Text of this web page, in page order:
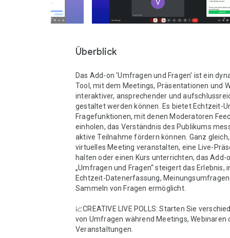
Überblick
Das Add-on 'Umfragen und Fragen' ist ein
Tool, mit dem Meetings, Präsentationen und
interaktiver, ansprechender und
gestaltet werden können. Es bietet Echtzeit-
Fragefunktionen, mit denen Moderatoren
einholen, das Verständnis des Publikums
aktive Teilnahme fördern können. Ganz
virtuelles Meeting veranstalten, eine Live-
halten oder einen Kurs unterrichten, das Add-
„Umfragen und Fragen“ steigert das Erlebnis,
Echtzeit-Datenerfassung,
Sammeln von Fragen ermöglicht.
📈CREATIVE LIVE POLLS: Starten Sie
von Umfragen während Meetings, Webinaren
Veranstaltungen.